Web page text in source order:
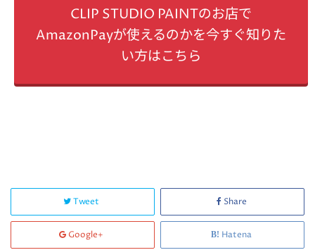
CLIP STUDIO PAINTのお店で
AmazonPayが使えるのかを今すぐ知りた
い方はこちら
Tweet Share
Google+ Hatena